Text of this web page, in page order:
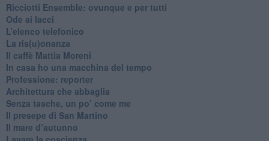
​Ricciotti Ensemble: ovunque e per tutti
Ode ai lacci
​L’elenco telefonico
​La ris(u)onanza
​Il caffè Mattia Moreni
​In casa ho una macchina del tempo
Professione: reporter
Architettura che abbaglia
​Senza tasche, un po’ come me
​Il presepe di San Martino
​Il mare d’autunno